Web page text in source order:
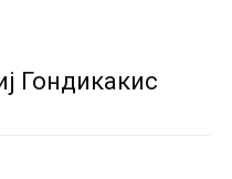
Гондикакис